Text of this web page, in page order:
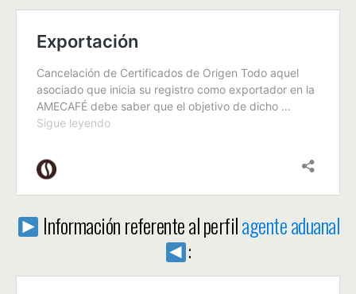
Información referente al perfilagente aduanal
: